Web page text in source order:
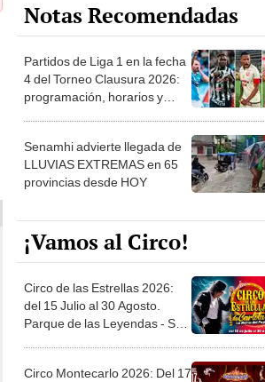
Notas Recomendadas
Partidos de Liga 1 en la fecha
4 del Torneo Clausura 2026:
programación, horarios y
Senamhi advierte llegada de
LLUVIAS EXTREMAS en 65
provincias desde HOY
¡Vamos al Circo!
Circo de las Estrellas 2026:
del 15 Julio al 30 Agosto.
Parque de las Leyendas - San
Circo Montecarlo 2026: Del 17